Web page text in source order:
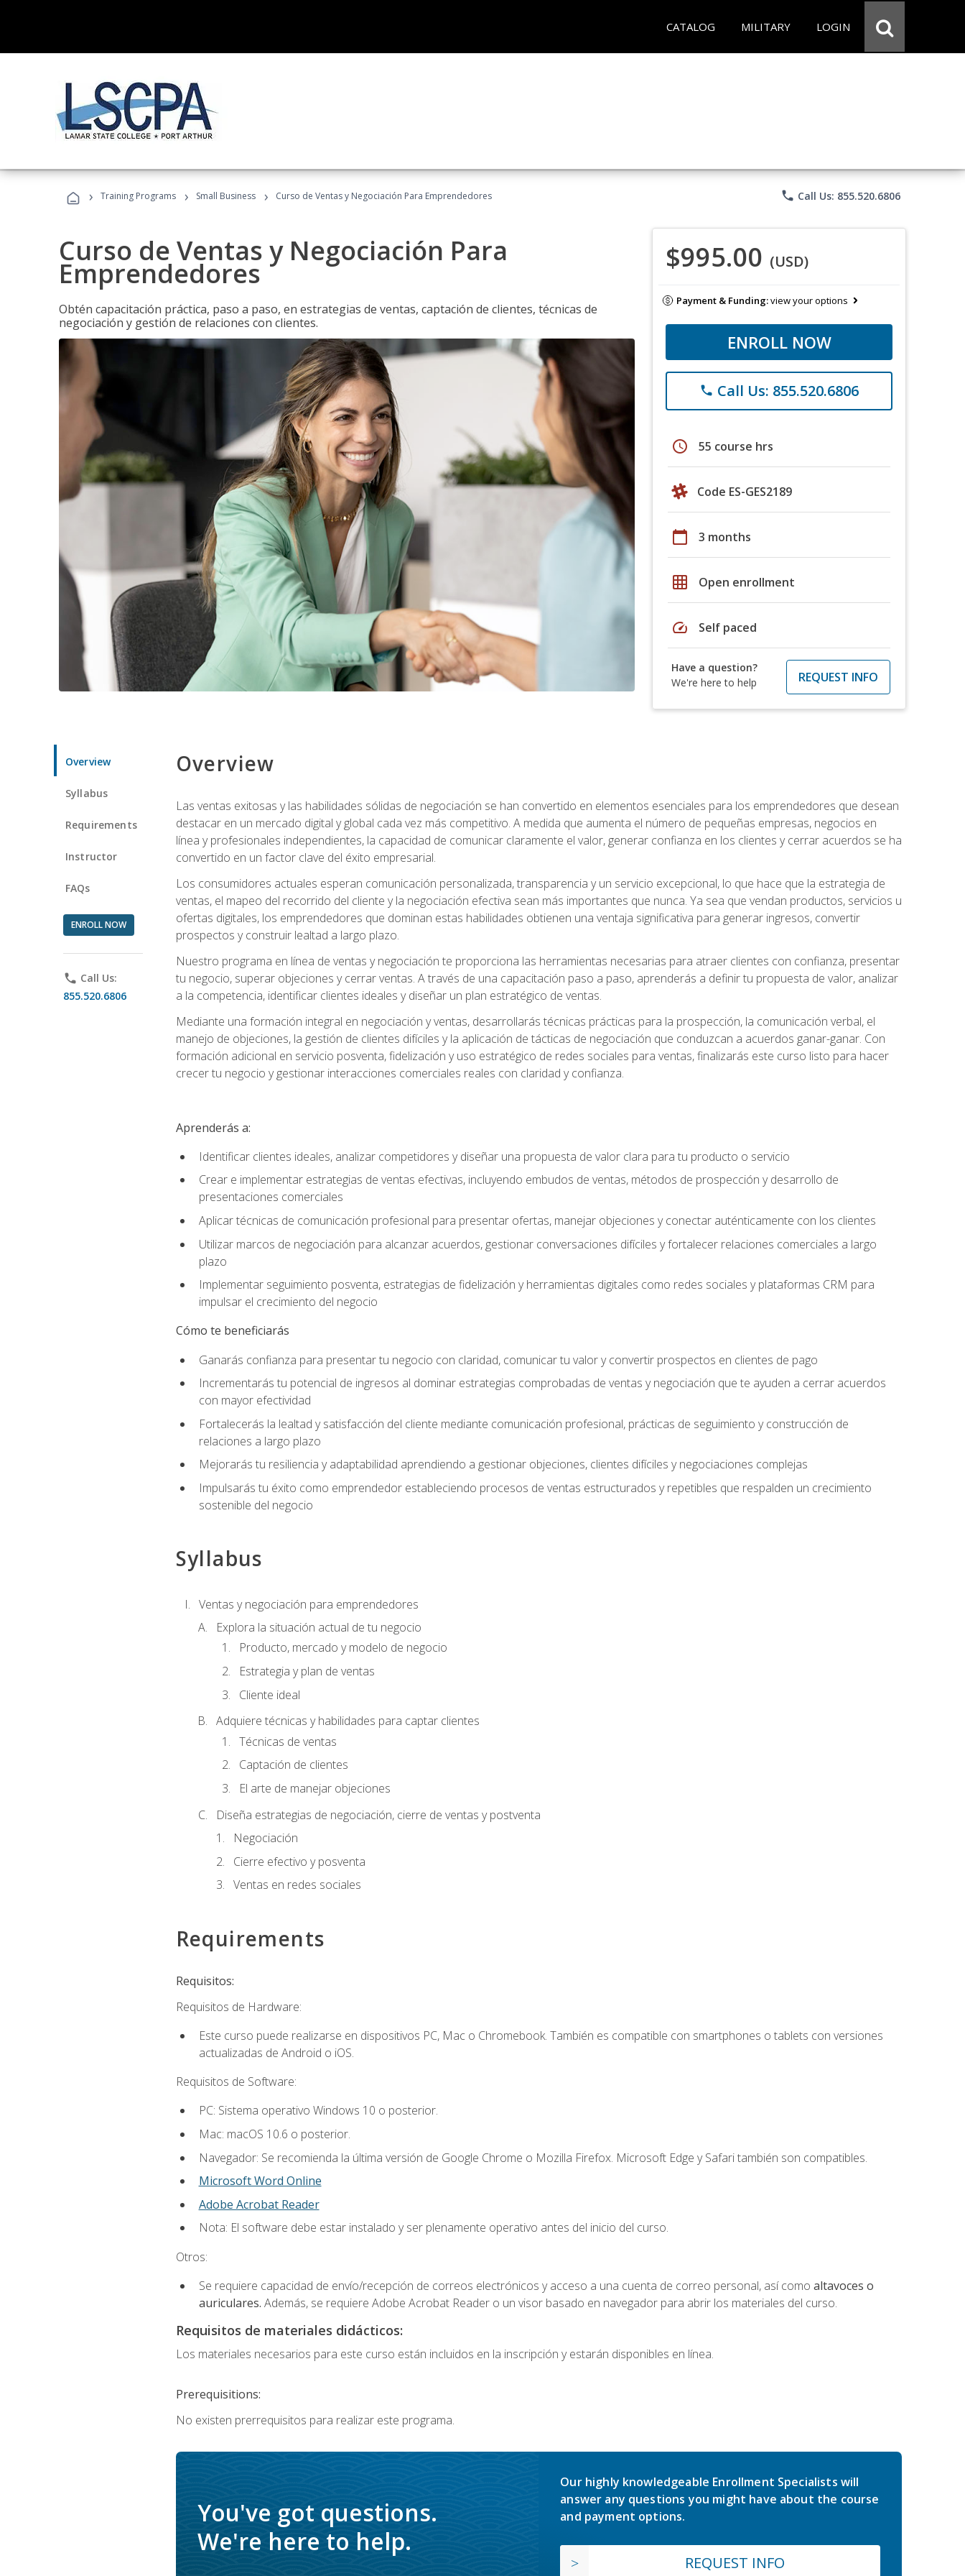
CATALOG MILITARY LOGIN
› Training Programs › Small Business › Curso de Ventas y Negociación Para Emprendedores phone Call Us: 855.520.6806
Curso de Ventas y Negociación Para
Emprendedores
Obtén capacitación práctica, paso a paso, en estrategias de ventas, captación de clientes, técnicas de
negociación y gestión de relaciones con clientes.
$995.00 (USD)
Payment & Funding:view your options
ENROLL NOW
phone Call Us: 855.520.6806
schedule 55 course hrs
Code ES-GES2189
calendar_today 3 months
grid_on Open enrollment
speed Self paced
Have a question?
We're here to help
REQUEST INFO
Overview
Syllabus
Requirements
Instructor
FAQs
ENROLL NOW
phone Call Us:
855.520.6806
Overview
Las ventas exitosas y las habilidades sólidas de negociación se han convertido en elementos esenciales para los emprendedores que desean
destacar en un mercado digital y global cada vez más competitivo. A medida que aumenta el número de pequeñas empresas, negocios en
línea y profesionales independientes, la capacidad de comunicar claramente el valor, generar confianza en los clientes y cerrar acuerdos se ha
convertido en un factor clave del éxito empresarial.
Los consumidores actuales esperan comunicación personalizada, transparencia y un servicio excepcional, lo que hace que la estrategia de
ventas, el mapeo del recorrido del cliente y la negociación efectiva sean más importantes que nunca. Ya sea que vendan productos, servicios u
ofertas digitales, los emprendedores que dominan estas habilidades obtienen una ventaja significativa para generar ingresos, convertir
prospectos y construir lealtad a largo plazo.
Nuestro programa en línea de ventas y negociación te proporciona las herramientas necesarias para atraer clientes con confianza, presentar
tu negocio, superar objeciones y cerrar ventas. A través de una capacitación paso a paso, aprenderás a definir tu propuesta de valor, analizar
a la competencia, identificar clientes ideales y diseñar un plan estratégico de ventas.
Mediante una formación integral en negociación y ventas, desarrollarás técnicas prácticas para la prospección, la comunicación verbal, el
manejo de objeciones, la gestión de clientes difíciles y la aplicación de tácticas de negociación que conduzcan a acuerdos ganar-ganar. Con
formación adicional en servicio posventa, fidelización y uso estratégico de redes sociales para ventas, finalizarás este curso listo para hacer
crecer tu negocio y gestionar interacciones comerciales reales con claridad y confianza.
Aprenderás a:
Identificar clientes ideales, analizar competidores y diseñar una propuesta de valor clara para tu producto o servicio
Crear e implementar estrategias de ventas efectivas, incluyendo embudos de ventas, métodos de prospección y desarrollo de
presentaciones comerciales
Aplicar técnicas de comunicación profesional para presentar ofertas, manejar objeciones y conectar auténticamente con los clientes
Utilizar marcos de negociación para alcanzar acuerdos, gestionar conversaciones difíciles y fortalecer relaciones comerciales a largo
plazo
Implementar seguimiento posventa, estrategias de fidelización y herramientas digitales como redes sociales y plataformas CRM para
impulsar el crecimiento del negocio
Cómo te beneficiarás
Ganarás confianza para presentar tu negocio con claridad, comunicar tu valor y convertir prospectos en clientes de pago
Incrementarás tu potencial de ingresos al dominar estrategias comprobadas de ventas y negociación que te ayuden a cerrar acuerdos
con mayor efectividad
Fortalecerás la lealtad y satisfacción del cliente mediante comunicación profesional, prácticas de seguimiento y construcción de
relaciones a largo plazo
Mejorarás tu resiliencia y adaptabilidad aprendiendo a gestionar objeciones, clientes difíciles y negociaciones complejas
Impulsarás tu éxito como emprendedor estableciendo procesos de ventas estructurados y repetibles que respalden un crecimiento
sostenible del negocio
Syllabus
Ventas y negociación para emprendedores
Explora la situación actual de tu negocio
Producto, mercado y modelo de negocio
Estrategia y plan de ventas
Cliente ideal
Adquiere técnicas y habilidades para captar clientes
Técnicas de ventas
Captación de clientes
El arte de manejar objeciones
Diseña estrategias de negociación, cierre de ventas y postventa
Negociación
Cierre efectivo y posventa
Ventas en redes sociales
Requirements
Requisitos:
Requisitos de Hardware:
Este curso puede realizarse en dispositivos PC, Mac o Chromebook. También es compatible con smartphones o tablets con versiones
actualizadas de Android o iOS.
Requisitos de Software:
PC: Sistema operativo Windows 10 o posterior.
Mac: macOS 10.6 o posterior.
Navegador: Se recomienda la última versión de Google Chrome o Mozilla Firefox. Microsoft Edge y Safari también son compatibles.
Microsoft Word Online
Adobe Acrobat Reader
Nota: El software debe estar instalado y ser plenamente operativo antes del inicio del curso.
Otros:
Se requiere capacidad de envío/recepción de correos electrónicos y acceso a una cuenta de correo personal, así como altavoces o
auriculares. Además, se requiere Adobe Acrobat Reader o un visor basado en navegador para abrir los materiales del curso.
Requisitos de materiales didácticos:
Los materiales necesarios para este curso están incluidos en la inscripción y estarán disponibles en línea.
Prerequisitions:
No existen prerrequisitos para realizar este programa.
You've got questions.
We're here to help.
Our highly knowledgeable Enrollment Specialists will
answer any questions you might have about the course
and payment options.
REQUEST INFO